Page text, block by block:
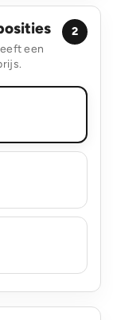
een
2